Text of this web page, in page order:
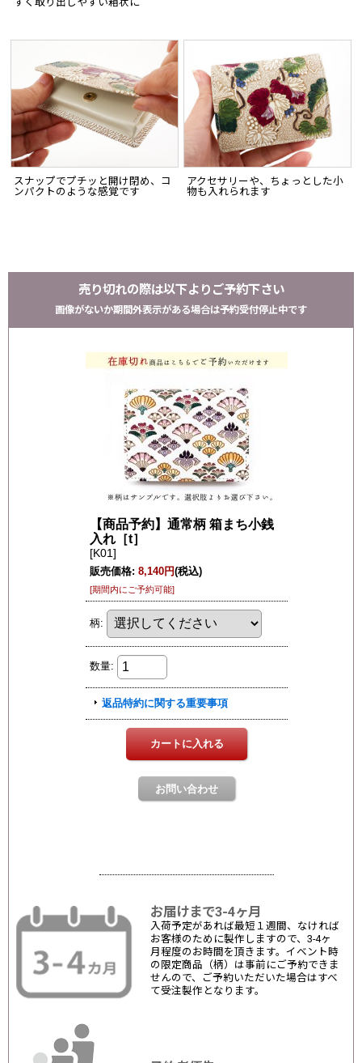
スナップでプチッと開け閉め、コ
ンパクトのような感覚です
アクセサリーや、ちょっとした小
物も入れられます
売り切れの際は以下よりご予約下さい
画像がないか期間外表示がある場合は予約受付停止中です
お届けまで3-4ヶ月
入荷予定があれば最短１週間、なければ
お客様のために製作しますので、3-4ヶ
月程度のお時間を頂きます。イベント時
の限定商品（柄）は事前にご予約できま
せんので、ご予約いただいた場合はすべ
て受注製作となります。